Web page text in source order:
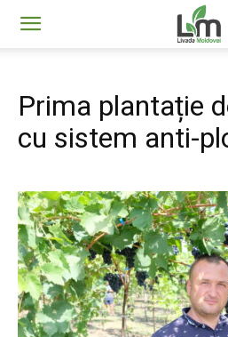
Livada
Moldovei
Prima plantație
cu sistem anti-